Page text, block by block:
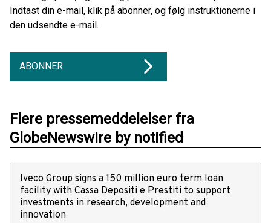
Indtast din e-mail, klik på abonner, og følg instruktionerne i
den udsendte e-mail.
ABONNER
Flere pressemeddelelser fra
GlobeNewswire by notified
Iveco Group signs a 150 million euro term loan
facility with Cassa Depositi e Prestiti to support
investments in research, development and
innovation